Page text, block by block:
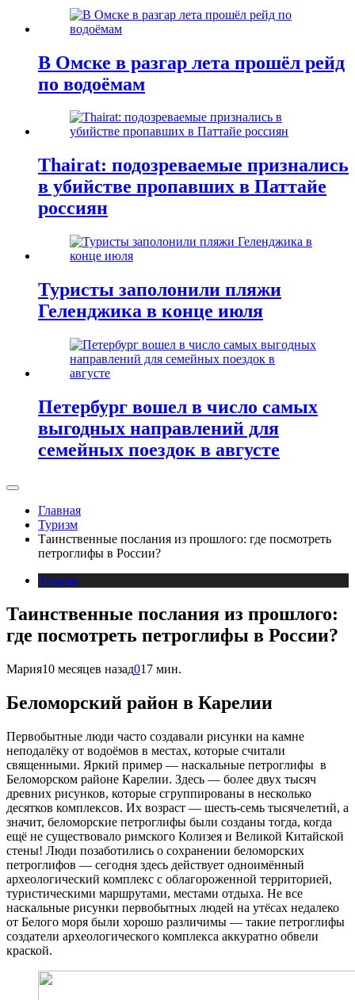
В Омске в разгар лета прошёл рейд
по водоёмам
Thairat: подозреваемые признались
в убийстве пропавших в Паттайе
россиян
Туристы заполонили пляжи
Геленджика в конце июля
Петербург вошел в число самых
выгодных направлений для
семейных поездок в августе
Главная
Туризм
Таинственные послания из прошлого: где посмотреть
петроглифы в России?
Туризм
Таинственные послания из прошлого:
где посмотреть петроглифы в России?
Мария10 месяцев назад017 мин.
Беломорский район в Карелии
Первобытные люди часто создавали рисунки на камне
неподалёку от водоёмов в местах, которые считали
священными. Яркий пример — наскальные петроглифы в
Беломорском районе Карелии. Здесь — более двух тысяч
древних рисунков, которые сгруппированы в несколько
десятков комплексов. Их возраст — шесть-семь тысячелетий, а
значит, беломорские петроглифы были созданы тогда, когда
ещё не существовало римского Колизея и Великой Китайской
стены! Люди позаботились о сохранении беломорских
петроглифов — сегодня здесь действует одноимённый
археологический комплекс с облагороженной территорией,
туристическими маршрутами, местами отдыха. Не все
наскальные рисунки первобытных людей на утёсах недалеко
от Белого моря были хорошо различимы — такие петроглифы
создатели археологического комплекса аккуратно обвели
краской.